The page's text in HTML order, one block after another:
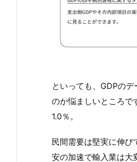
といっても、GDPの
のか悩ましいところで
1.0％。
民間需要は堅実に伸び
安の加速で輸入業は大